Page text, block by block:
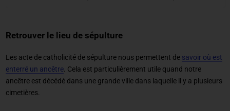
Retrouver le lieu de sépulture
Les acte de catholicité de sépulture nous permettent de savoir où est
enterré un ancêtre. Cela est particulièrement utile quand notre
ancêtre est décédé dans une grande ville dans laquelle il y a plusieurs
cimetières.